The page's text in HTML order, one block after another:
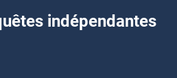
indépendantes